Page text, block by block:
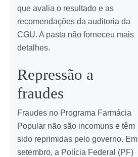
que avalia o resultado e as
recomendações da auditoria da
CGU. A pasta não forneceu mais
detalhes.
Repressão a
fraudes
Fraudes no Programa Farmácia
Popular não são incomuns e têm
sido reprimidas pelo governo. Em
setembro, a Polícia Federal (PF)